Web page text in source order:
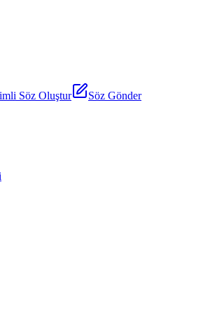
Söz Oluştur Söz Gönder